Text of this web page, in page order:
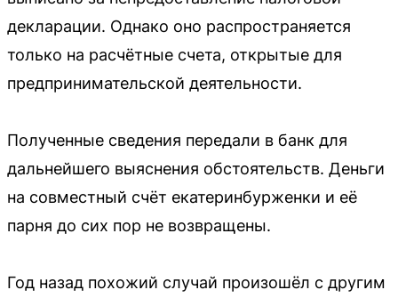
декларации. Однако оно распространяется
только на расчётные счета, открытые для
предпринимательской деятельности.
Полученные сведения передали в банк для
дальнейшего выяснения обстоятельств. Деньги
на совместный счёт екатеринбурженки и её
парня до сих пор не возвращены.
Год назад похожий случай произошёл с другим